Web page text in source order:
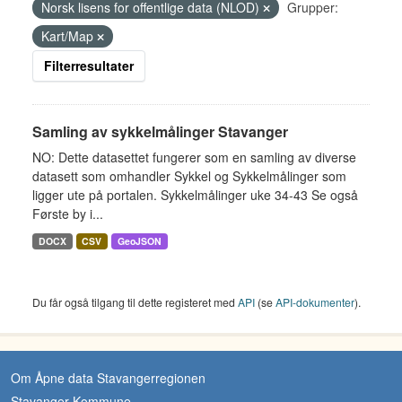
Norsk lisens for offentlige data (NLOD)
Grupper:
Kart/Map
Filterresultater
Samling av sykkelmålinger Stavanger
NO: Dette datasettet fungerer som en samling av diverse
datasett som omhandler Sykkel og Sykkelmålinger som
ligger ute på portalen. Sykkelmålinger uke 34-43 Se også
Første by i...
DOCX CSV GeoJSON
Du får også tilgang til dette registeret med API (seAPI-dokumenter).
Om Åpne data Stavangerregionen